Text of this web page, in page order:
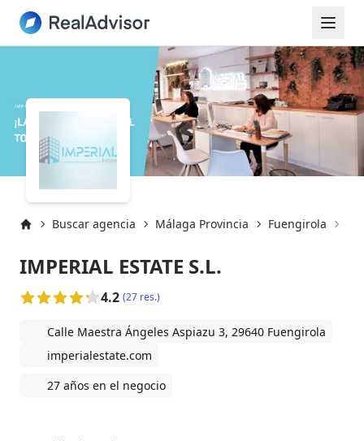
Buscar agencia Málaga Provincia Fuengirola
IMPERIAL ESTATE S.L.
4.2 (27 res.)
Calle Maestra Ángeles Aspiazu 3, 29640 Fuengirola
imperialestate.com
27 años en el negocio